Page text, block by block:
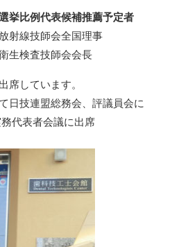
挙比例代表候補推薦予定者
線技師会全国理事
生検査技師会会長
席しています。
日技連盟総務会、評議員会に
代表者会議に出席